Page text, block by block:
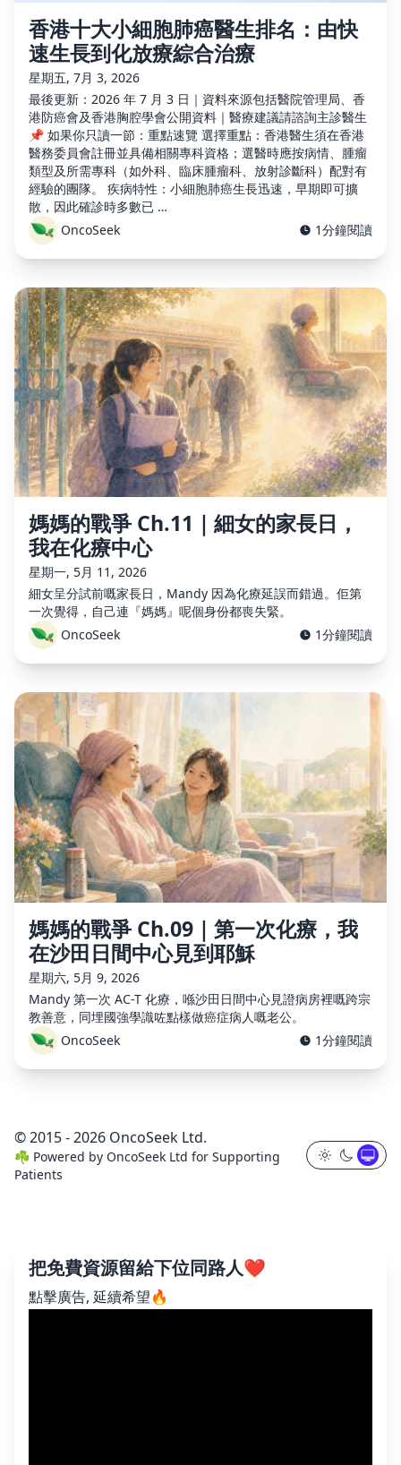
香港十大小細胞肺癌醫生排名：由快
速生長到化放療綜合治療
星期五, 7月 3, 2026
最後更新：2026 年 7 月 3 日｜資料來源包括醫院管理局、香
港防癌會及香港胸腔學會公開資料｜醫療建議請諮詢主診醫生
📌 如果你只讀一節：重點速覽 選擇重點：香港醫生須在香港
醫務委員會註冊並具備相關專科資格；選醫時應按病情、腫瘤
類型及所需專科（如外科、臨床腫瘤科、放射診斷科）配對有
經驗的團隊。 疾病特性：小細胞肺癌生長迅速，早期即可擴
散，因此確診時多數已 …
OncoSeek
1分鐘閱讀
媽媽的戰爭 Ch.11｜細女的家長日，
我在化療中心
星期一, 5月 11, 2026
細女呈分試前嘅家長日，Mandy 因為化療延誤而錯過。佢第
一次覺得，自己連『媽媽』呢個身份都喪失緊。
OncoSeek
1分鐘閱讀
媽媽的戰爭 Ch.09｜第一次化療，我
在沙田日間中心見到耶穌
星期六, 5月 9, 2026
Mandy 第一次 AC-T 化療，喺沙田日間中心見證病房裡嘅跨宗
教善意，同埋國強學識咗點樣做癌症病人嘅老公。
OncoSeek
1分鐘閱讀
© 2015 - 2026 OncoSeek Ltd.
☘️ Powered by OncoSeek Ltd for Supporting
Patients
把免費資源留給下位同路人❤️
點擊廣告, 延續希望🔥